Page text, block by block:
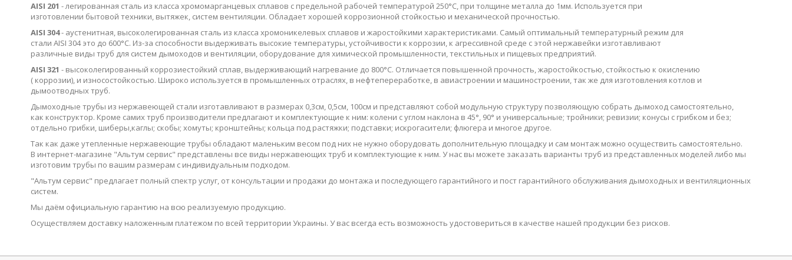
AISI 201 - легированная сталь из класса хромомарганцевых сплавов с предельной рабочей температурой 250°C, при толщине металла до 1мм. Используется при
изготовлении бытовой техники, вытяжек, систем вентиляции. Обладает хорошей коррозионной стойкостью и механической прочностью.
AISI 304- аустенитная, высоколегированная сталь из класса хромоникелевых сплавов и жаростойкими характеристиками. Самый оптимальный температурный режим для
стали AISI 304 это до 600°C. Из-за способности выдерживать высокие температуры, устойчивости к коррозии, к агрессивной среде с этой нержавейки изготавливают
различные виды труб для систем дымоходов и вентиляции, оборудование для химической промышленности, текстильных и пищевых предприятий.
AISI 321 - высоколегированный коррозиестойкий сплав, выдерживающий нагревание до 800°С. Отличается повышенной прочность, жаростойкостью, стойкостью к окислению
( коррозии), и износостойкостью. Широко используется в промышленных отраслях, в нефтепереработке, в авиастроении и машиностроении, так же для изготовления котлов и
дымоотводных труб.
Дымоходные трубы из нержавеющей стали изготавливают в размерах 0,3см, 0,5см, 100см и представляют собой модульную структуру позволяющую собрать дымоход самостоятельно,
как конструктор. Кроме самих труб производители предлагают и комплектующие к ним: колени с углом наклона в 45°, 90° и универсальные; тройники; ревизии; конусы с грибком и без;
отдельно грибки, шиберы,каглы; скобы; хомуты; кронштейны; кольца под растяжки; подставки; искрогасители; флюгера и многое другое.
Так как даже утепленные нержавеющие трубы обладают маленьким весом под них не нужно оборудовать дополнительную площадку и сам монтаж можно осуществить самостоятельно.
В интернет-магазине "Альтум сервис" представлены все виды нержавеющих труб и комплектующие к ним. У нас вы можете заказать варианты труб из представленных моделей либо мы
изготовим трубы по вашим размерам с индивидуальным подходом.
"Альтум сервис" предлагает полный спектр услуг, от консультации и продажи до монтажа и последующего гарантийного и пост гарантийного обслуживания дымоходных и вентиляционных
систем.
Мы даём официальную гарантию на всю реализуемую продукцию.
Осуществляем доставку наложенным платежом по всей территории Украины. У вас всегда есть возможность удостовериться в качестве нашей продукции без рисков.